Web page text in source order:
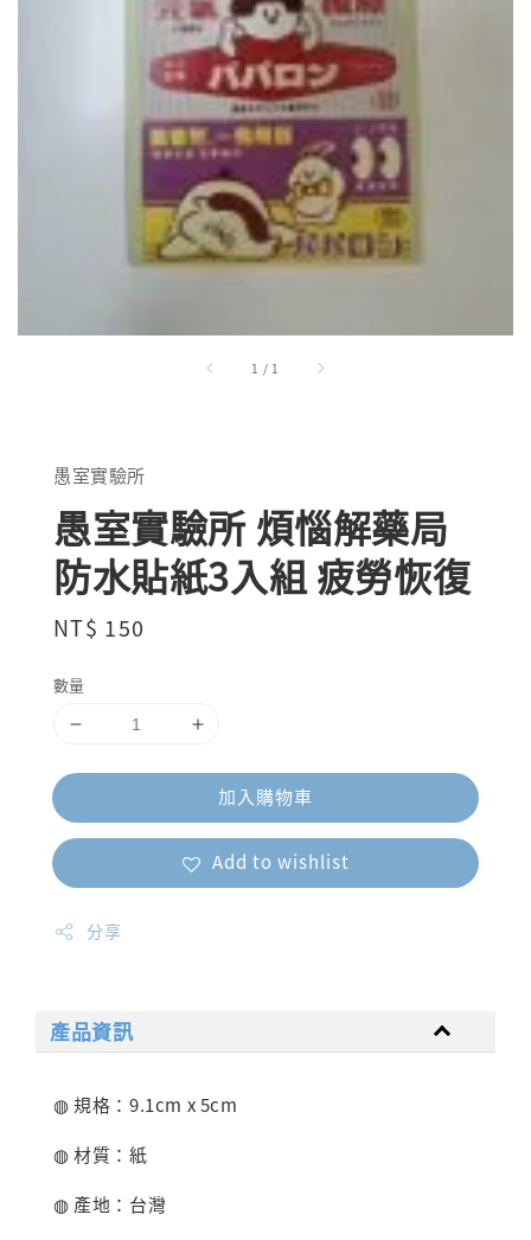
1 / 1
愚室實驗所
愚室實驗所 煩惱解藥局
防水貼紙3入組 疲勞恢復
Regular
NT$ 150
數量
加入購物車
Add to wishlist
分享
產品資訊
◍ 規格：9.1cm x 5cm
◍ 材質：紙
◍ 產地：台灣